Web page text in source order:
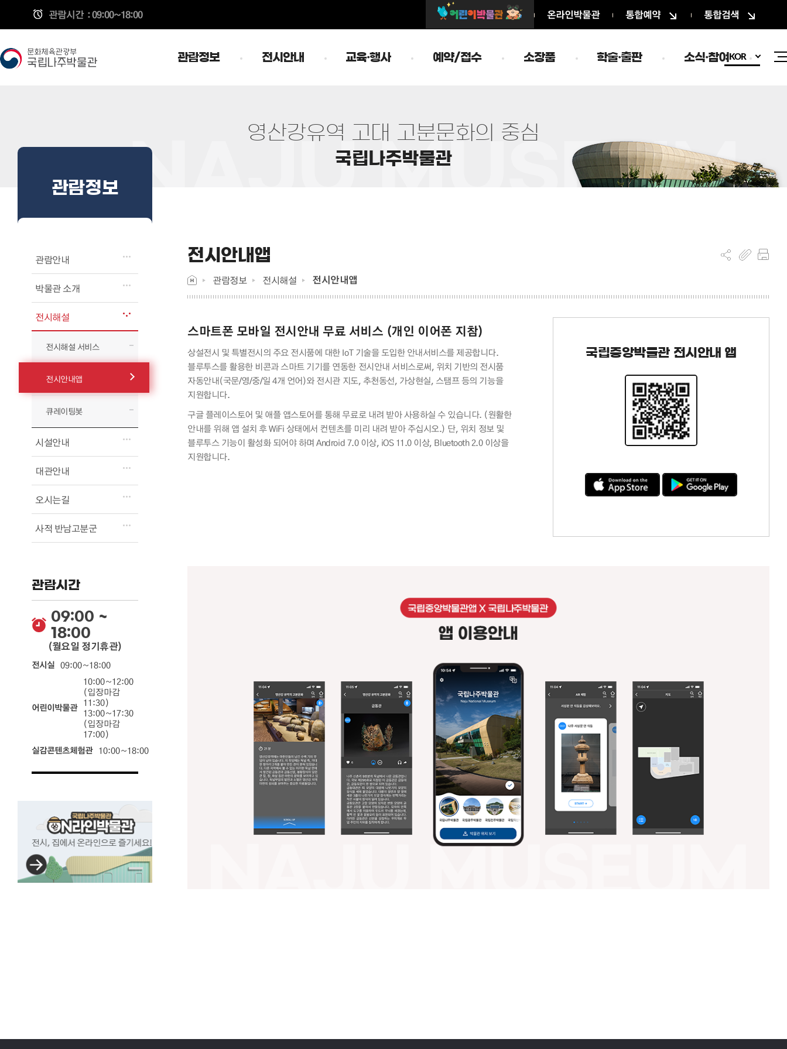
관람시간 : 09:00~18:00 온라인박물관 통합예약 통합검색
KOR
관람정보 전시안내 교육·행사 예약/접수 소장품 학술·출판 소식·참여
영산강유역 고 대 고분문화의 중심
국립 나주박물관
관람정보
관람안내
박물관 소개
전시해설
전시해설 서비스
전시안내앱
큐레이팅봇
시설안내
대관안내
오시는길
사적 반남고분군
관람시간
09:00 ~
18:00
(월요일 정기휴관)
전시실 09:00~18:00
어린이박물관
10:00~12:00
(입장마감
11:30)
13:00~17:30
(입장마감
17:00)
실감콘텐츠체험관 10:00~18:00
국립나주박물관
ON라인박물관
전시,
집에서
온라인으로
전시안내앱
관람정보 전시해설 전시안내앱
스마트폰 모바일 전시안내 무료 서비스 (개인 이어폰 지참)
상설전시 및 특별전시의 주요 전시품에 대한 IoT 기술을 도입한 안내서비스를 제공합니다.
블루투스를 활용한 비콘과 스마트 기기를 연동한 전시안내 서비스로써, 위치 기반의 전시품
자동안내(국문/영/중/일 4개 언어)와 전시관 지도, 추천동선, 가상현실, 스탬프 등의 기능을
지원합니다.
구글 플레이스토어 및 애플 앱스토어를 통해 무료로 내려 받아 사용하실 수 있습니다. (원활한
안내를 위해 앱 설치 후 WiFi 상태에서 컨텐츠를 미리 내려 받아 주십시오.) 단, 위치 정보 및
블루투스 기능이 활성화 되어야 하며 Android 7.0 이상, iOS 11.0 이상, Bluetooth 2.0 이상을
지원합니다.
국립중앙박물관 전시안내 앱